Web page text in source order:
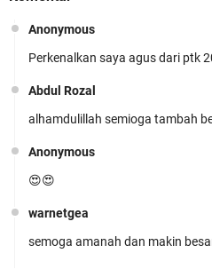
KMNU Unila Kembali
!!
Prestasi Membanggakan!
Anonymous
Perkenalkan saya agus dari ptk
Abdul Rozal
alhamdulillah semioga tambah
Anonymous
😍😍
warnetgea
semoga amanah dan makin